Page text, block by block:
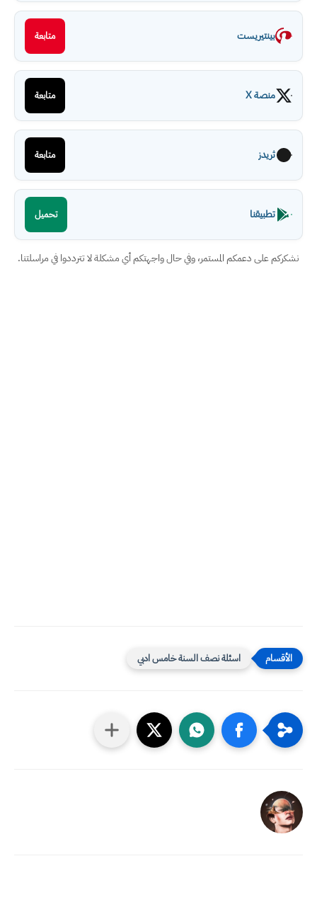
بينتيريست متابعة
منصة X متابعة
ثريدز متابعة
تطبيقنا تحميل
نشكركم على دعمكم المستمر، وفي حال واجهتكم أي مشكلة لا تترددوا في مراسلتنا.
اسئلة نصف السنة خامس ادبي